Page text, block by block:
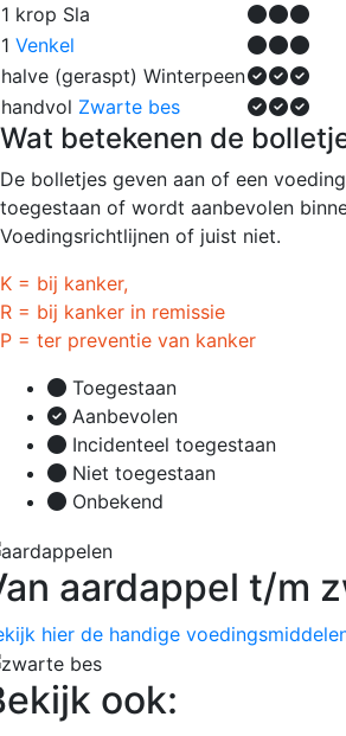
1 krop Sla
1 Venkel
halve (geraspt) Winterpeen
handvol Zwarte bes
Wat betekenen de
De bolletjes geven aan of een
toegestaan of wordt aanbevolen
Voedingsrichtlijnen of juist niet.
K = bij kanker,
R = bij kanker in remissie
P = ter preventie van kanker
Toegestaan
Aanbevolen
Incidenteel toegestaan
Niet toegestaan
Onbekend
aardappel t/m
hier de handige
ook: